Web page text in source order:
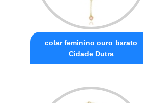
colar feminino ouro barato
Cidade Dutra